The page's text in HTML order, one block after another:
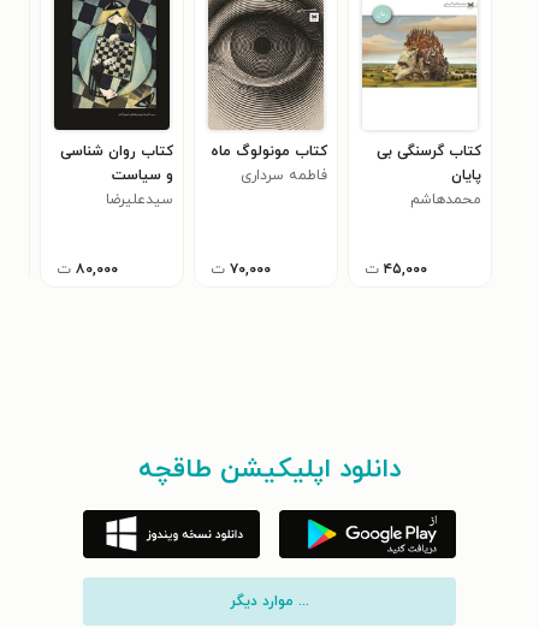
کتاب گرسنگی بی
پایان
محمدهاشم
۴۵,۰۰۰ ت
کتاب مونولوگ ماه
فاطمه سرداری
۷۰,۰۰۰ ت
کتاب روان شناسی
و سیاست
سیدعلیرضا
۸۰,۰۰۰ ت
دانلود اپلیکیشن طاقچه
... موارد دیگر